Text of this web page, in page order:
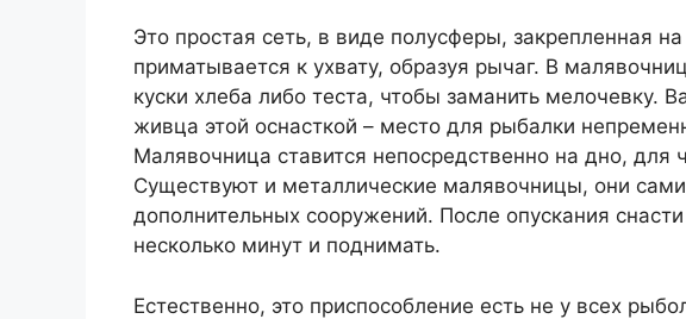
Это простая сеть, в виде полусферы, закрепленная
приматывается к ухвату, образуя рычаг. В
куски хлеба либо теста, чтобы заманить мелочевку.
живца этой оснасткой – место для рыбалки
Малявочница ставится непосредственно на дно, для
Существуют и металлические малявочницы, они
дополнительных сооружений. После опускания
несколько минут и поднимать.
Естественно, это приспособление есть не у всех